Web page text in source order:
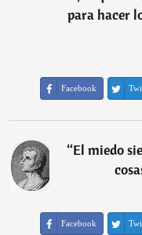
para hacer
Facebook
“El miedo
Facebook